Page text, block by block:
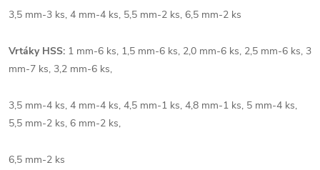
3,5 mm-3 ks, 4 mm-4 ks, 5,5 mm-2 ks, 6,5 mm-2 ks
Vrtáky HSS: 1 mm-6 ks, 1,5 mm-6 ks, 2,0 mm-6 ks, 2,5 mm-6 ks, 3
mm-7 ks, 3,2 mm-6 ks,
3,5 mm-4 ks, 4 mm-4 ks, 4,5 mm-1 ks, 4,8 mm-1 ks, 5 mm-4 ks,
5,5 mm-2 ks, 6 mm-2 ks,
6,5 mm-2 ks